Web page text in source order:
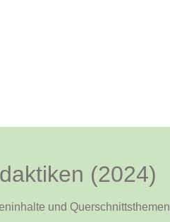
(2024)
und Querschnittsthemen